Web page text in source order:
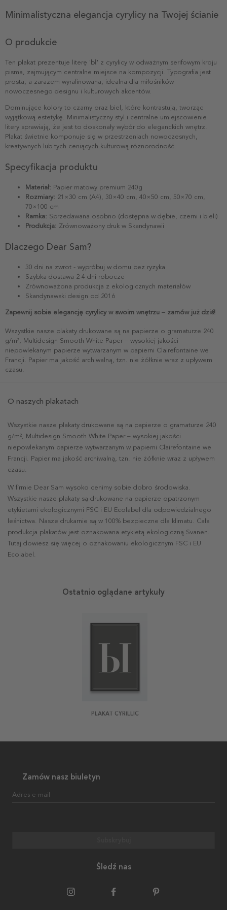
Minimalistyczna elegancja cyrylicy na Twojej ścianie
O produkcie
Ten plakat prezentuje literę 'Ы' z cyrylicy w odważnym serifowym kroju
pisma, zajmującym centralne miejsce na kompozycji. Typografia jest
prosta, a zarazem wyrafinowana, idealna dla miłośników
nowoczesnego designu i kulturowych akcentów.
Dominujące kolory to czarny oraz biel, które kontrastują, tworząc
wyjątkową estetykę. Minimalistyczny styl i centralne umiejscowienie
litery sprawiają, że jest to doskonały wybór do eleganckich wnętrz.
Plakat świetnie komponuje się w przestrzeniach nowoczesnych,
kreatywnych lub tych ceniących kulturową różnorodność.
Specyfikacja produktu
Materiał: Papier matowy premium 240g
Rozmiary: 21×30 cm (A4), 30×40 cm, 40×50 cm, 50×70 cm,
70×100 cm
Ramka: Sprzedawana osobno (dostępna w dębie, czerni i bieli)
Produkcja: Zrównoważony druk w Skandynawii
Dlaczego Dear Sam?
30 dni na zwrot - wypróbuj w domu bez ryzyka
Szybka dostawa 2-4 dni robocze
Zrównoważona produkcja z ekologicznych materiałów
Skandynawski design od 2016
Zapewnij sobie elegancję cyrylicy w swoim wnętrzu – zamów już dziś!
Wszystkie nasze plakaty drukowane są na papierze o gramaturze 240
g/m², Multidesign Smooth White Paper – wysokiej jakości
niepowlekanym papierze wytwarzanym w papierni Clairefontaine we
Francji. Papier ma jakość archiwalną, tzn. nie żółknie wraz z upływem
czasu.
O naszych plakatach
Wszystkie nasze plakaty drukowane są na papierze o gramaturze 240
g/m², Multidesign Smooth White Paper – wysokiej jakości
niepowlekanym papierze wytwarzanym w papierni Clairefontaine we
Francji. Papier ma jakość archiwalną, tzn. nie żółknie wraz z upływem
czasu.
W firmie Dear Sam wysoko cenimy sobie dobro środowiska.
Wszystkie nasze plakaty są drukowane na papierze opatrzonym
etykietami ekologicznymi FSC i EU Ecolabel dla odpowiedzialnego
leśnictwa. Nasze drukarnie są w 100% bezpieczne dla klimatu. Cała
produkcja plakatów jest oznakowana etykietą ekologiczną Svanen.
Tutaj dowiesz się więcej o oznakowaniu ekologicznym FSC i EU
Ecolabel.
Ostatnio oglądane artykuły
PLAKAT CYRILLIC
Zamów nasz biuletyn
Adres e-mail
Śledź nas